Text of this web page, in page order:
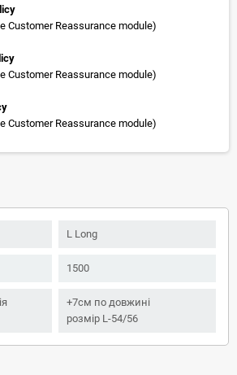
Customer Reassurance module)
Customer Reassurance module)
Customer Reassurance module)
L Long
1500
+7см по довжині
розмір L-54/56